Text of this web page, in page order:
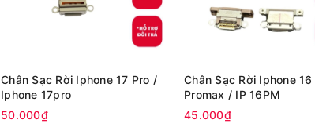
Chân Sạc Rời Iphone 17 Pro /
Iphone 17pro
50.000₫
Chân Sạc Rời Iphone 16
Promax / IP 16PM
45.000₫